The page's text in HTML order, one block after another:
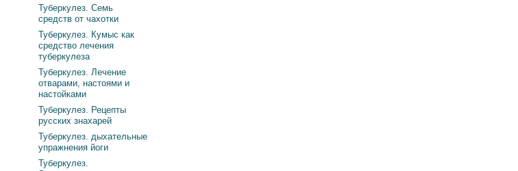
Туберкулез. Семь
средств от чахотки
Туберкулез. Кумыс как
средство лечения
туберкулеза
Туберкулез. Лечение
отварами, настоями и
настойками
Туберкулез. Рецепты
русских знахарей
Туберкулез. дыхательные
упражнения йоги
Туберкулез.